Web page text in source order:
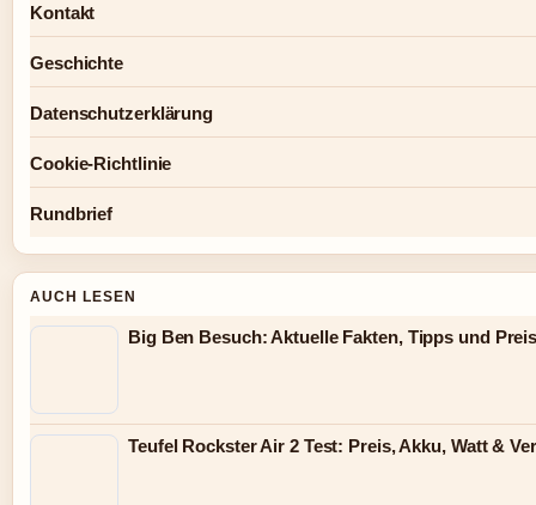
Kontakt
Geschichte
Datenschutzerklärung
Cookie-Richtlinie
Rundbrief
AUCH LESEN
Big Ben Besuch: Aktuelle Fakten, Tipps und
Teufel Rockster Air 2 Test: Preis, Akku, Watt &